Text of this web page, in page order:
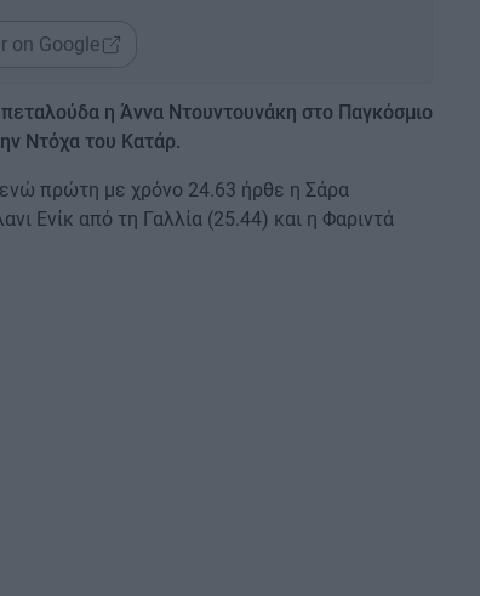
on Google
η Άννα Ντουντουνάκη στο Παγκόσμιο
Ντόχα του Κατάρ.
πρώτη με χρόνο 24.63 ήρθε η Σάρα
Ενίκ από τη Γαλλία (25.44) και η Φαριντά